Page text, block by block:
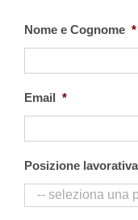
Nome e Cognome *
Email *
Posizione lavorativa